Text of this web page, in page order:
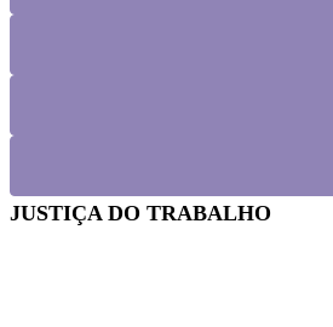
JUSTIÇA DO TRABALHO